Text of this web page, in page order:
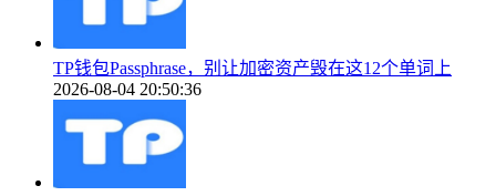
TP钱包Passphrase，别让加密资产毁在这12个单词上
2026-08-04 20:50:36